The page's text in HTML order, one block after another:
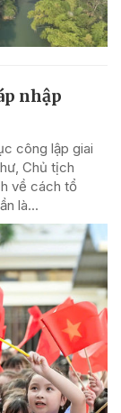
nhập
công lập giai
Chủ tịch
về cách tổ
là...